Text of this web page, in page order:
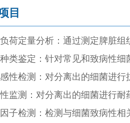
目
荷定量分析：通过测定脾脏
类鉴定：针对常见和致病性细
性检测：对分离出的细菌进行
监测：对分离出的细菌进行耐
子检测：检测与细菌致病性相